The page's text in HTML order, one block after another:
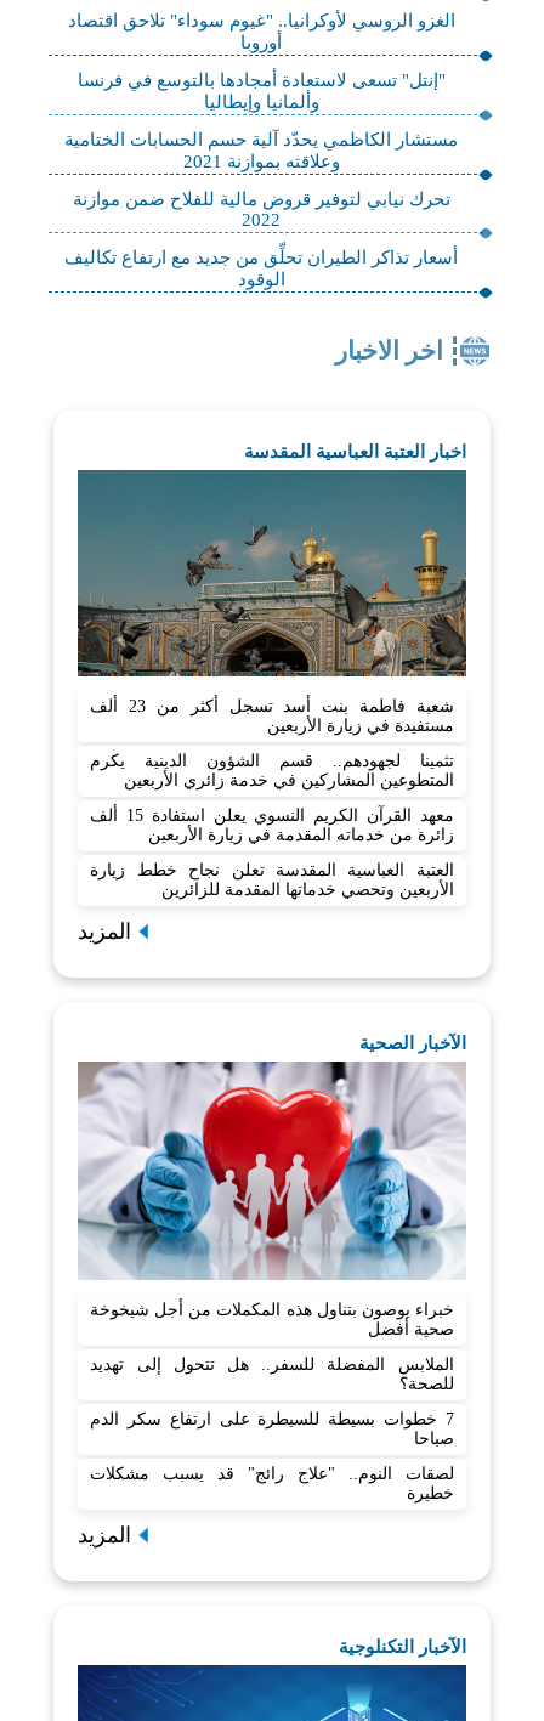
الغزو الروسي لأوكرانيا.. "غيوم سوداء" تلاحق اقتصاد
أوروبا
"إنتل" تسعى لاستعادة أمجادها بالتوسع في فرنسا
وألمانيا وإيطاليا
مستشار الكاظمي يحدّد آلية حسم الحسابات الختامية
وعلاقته بموازنة 2021
تحرك نيابي لتوفير قروض مالية للفلاح ضمن موازنة
2022
أسعار تذاكر الطيران تحلِّق من جديد مع ارتفاع تكاليف
الوقود
اخر الاخبار
اخبار العتبة العباسية المقدسة
شعبة فاطمة بنت أسد تسجل أكثر من 23 ألف
مستفيدة في زيارة الأربعين
تثمينا لجهودهم.. قسم الشؤون الدينية يكرم
المتطوعين المشاركين في خدمة زائري الأربعين
معهد القرآن الكريم النسوي يعلن استفادة 15 ألف
زائرة من خدماته المقدمة في زيارة الأربعين
العتبة العباسية المقدسة تعلن نجاح خطط زيارة
الأربعين وتحصي خدماتها المقدمة للزائرين
المزيد
الآخبار الصحية
خبراء يوصون بتناول هذه المكملات من أجل شيخوخة
صحية أفضل
الملابس المفضلة للسفر.. هل تتحول إلى تهديد
للصحة؟
7 خطوات بسيطة للسيطرة على ارتفاع سكر الدم
صباحا
لصقات النوم.. "علاج رائج" قد يسبب مشكلات
خطيرة
المزيد
الآخبار التكنلوجية